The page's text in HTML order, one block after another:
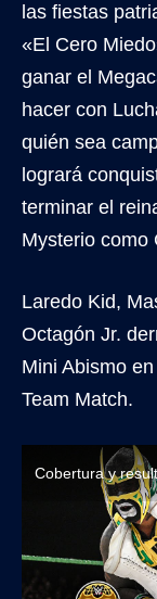
las fiestas
«El Cero
ganar el
hacer con
quién sea
logrará
terminar el
Mysterio como
Laredo Kid,
Octagón Jr.
Mini Abismo
Team Match.